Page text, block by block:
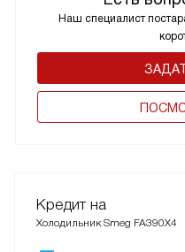
Наш специалист
Кредит на
Холодильник Smeg FA390X4